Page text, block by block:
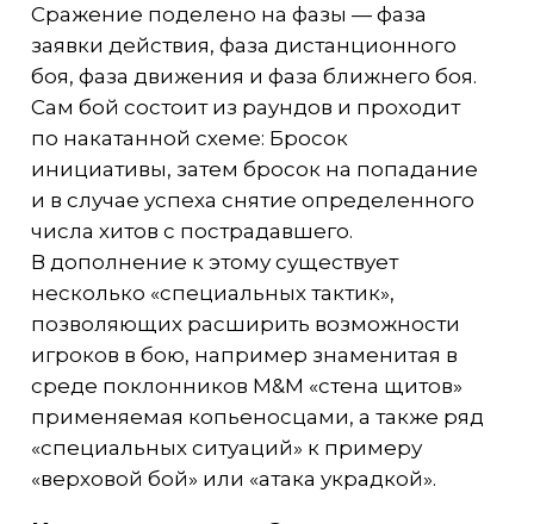
Сражение поделено на фазы — фаза
заявки действия, фаза дистанционного
боя, фаза движения и фаза ближнего боя.
Сам бой состоит из раундов и проходит
по накатанной схеме: Бросок
инициативы, затем бросок на попадание
и в случае успеха снятие определенного
числа хитов с пострадавшего.
В дополнение к этому существует
несколько «специальных тактик»,
позволяющих расширить возможности
игроков в бою, например знаменитая в
среде поклонников M&M «стена щитов»
применяемая копьеносцами, а также ряд
«специальных ситуаций» к примеру
«верховой бой» или «атака украдкой».